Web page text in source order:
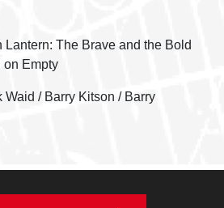
The Brave and the Bold
on Empty
/ Barry Kitson / Barry